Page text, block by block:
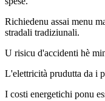
Richiedenu assai menu
stradali tradiziunali.
U risicu d'accidenti hè
L'elettricità prudutta da i
I costi energetichi ponu